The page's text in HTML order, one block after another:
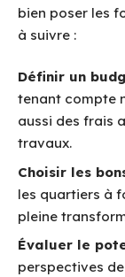
bien poser les
à suivre :
Définir un
tenant compte
aussi des frais
travaux.
Choisir les
les quartiers à
pleine
Évaluer le
perspectives